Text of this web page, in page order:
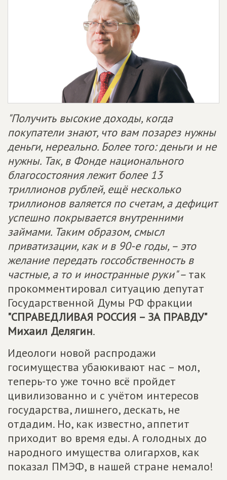
"Получить высокие доходы, когда
покупатели знают, что вам позарез нужны
деньги, нереально. Более того: деньги и не
нужны. Так, в Фонде национального
благосостояния лежит более 13
триллионов рублей, ещё несколько
триллионов валяется по счетам, а дефицит
успешно покрывается внутренними
займами. Таким образом, смысл
приватизации, как и в 90-е годы, – это
желание передать госсобственность в
частные, а то и иностранные руки" – так
прокомментировал ситуацию депутат
Государственной Думы РФ фракции
"СПРАВЕДЛИВАЯ РОССИЯ – ЗА ПРАВДУ"
Михаил Делягин.
Идеологи новой распродажи
госимущества убаюкивают нас – мол,
теперь-то уже точно всё пройдет
цивилизованно и с учётом интересов
государства, лишнего, дескать, не
отдадим. Но, как известно, аппетит
приходит во время еды. А голодных до
народного имущества олигархов, как
показал ПМЭФ, в нашей стране немало!